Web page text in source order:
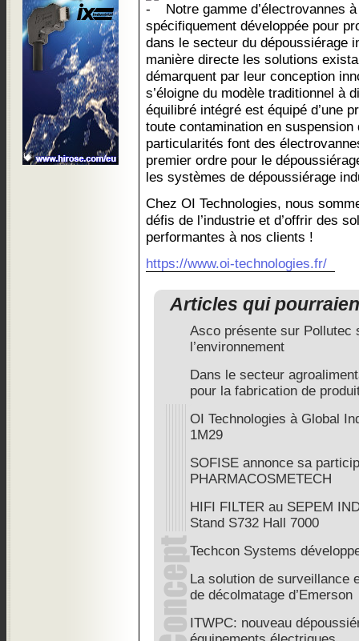
Notre gamme d’électrovannes
spécifiquement développée pour
dans le secteur du dépoussiérage
manière directe les solutions
démarquent par leur conception
s’éloigne du modèle traditionnel à
équilibré intégré est équipé d’une
toute contamination en suspension
particularités font des
premier ordre pour le
les systèmes de dépoussiérage
Chez OI Technologies, nous
défis de l’industrie et d’offrir des
performantes à nos clients !
https://www.oi-technologies.fr/
Articles qui
Asco présente sur Pollutec
l’environnement
Dans le secteur
pour la fabrication de
OI Technologies à Global
1M29
SOFISE annonce sa
PHARMACOSMETECH
HIFI FILTER au SEPEM
Stand S732 Hall 7000
Techcon Systems
La solution de surveillance
de décolmatage d’Emerson
ITWPC: nouveau